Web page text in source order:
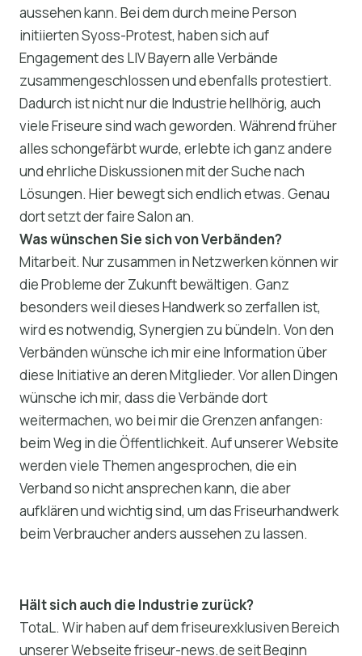
aussehen kann. Bei dem durch meine Person
initiierten Syoss-Protest, haben sich auf
Engagement des LIV Bayern alle Verbände
zusammengeschlossen und ebenfalls protestiert.
Dadurch ist nicht nur die Industrie hellhörig, auch
viele Friseure sind wach geworden. Während früher
alles schongefärbt wurde, erlebte ich ganz andere
und ehrliche Diskussionen mit der Suche nach
Lösungen. Hier bewegt sich endlich etwas. Genau
dort setzt der faire Salon an.
Was wünschen Sie sich von Verbänden?
Mitarbeit. Nur zusammen in Netzwerken können wir
die Probleme der Zukunft bewältigen. Ganz
besonders weil dieses Handwerk so zerfallen ist,
wird es notwendig, Synergien zu bündeln. Von den
Verbänden wünsche ich mir eine Information über
diese Initiative an deren Mitglieder. Vor allen Dingen
wünsche ich mir, dass die Verbände dort
weitermachen, wo bei mir die Grenzen anfangen:
beim Weg in die Öffentlichkeit. Auf unserer Website
werden viele Themen angesprochen, die ein
Verband so nicht ansprechen kann, die aber
aufklären und wichtig sind, um das Friseurhandwerk
beim Verbraucher anders aussehen zu lassen.
Hält sich auch die Industrie zurück?
TotaL. Wir haben auf dem friseurexklusiven Bereich
unserer Webseite friseur-news.de seit Beginn